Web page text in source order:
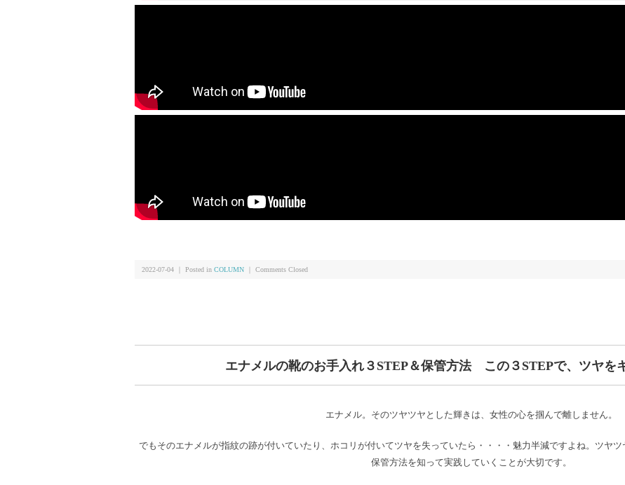
2022-07-04 ｜ Posted in COLUMN Comments Closed
エナメルの靴のお手入れ３STEP＆保管方法 この３STEPで、ツヤを
エナメル。そのツヤツヤとした輝きは、女性の心を掴んで離しません。
でもそのエナメルが指紋の跡が付いていたり、ホコリが付いてツヤを失っていたら・・・・魅力半減ですよね。ツヤ
保管方法を知って実践していくことが大切です。